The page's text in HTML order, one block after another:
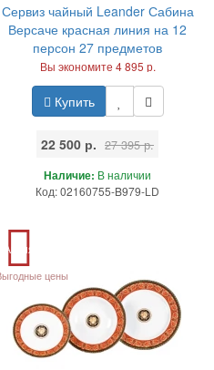
Сервиз чайный Leander Сабина
Версаче красная линия на 12
персон 27 предметов
Вы экономите 4 895 р.
Купить
22 500 р. 27 395 р.
Наличие: В наличии
Код: 02160755-B979-LD
Акция
цены